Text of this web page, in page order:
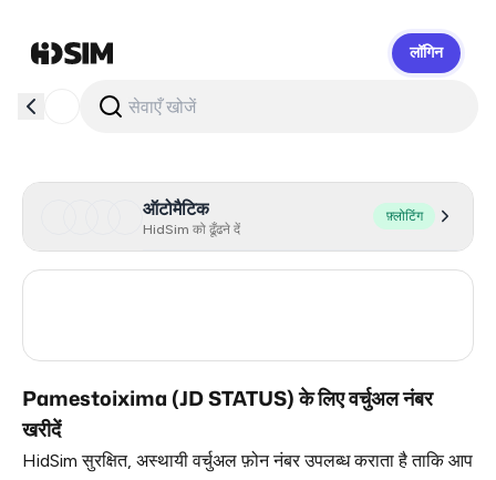
लॉगिन
ऑटोमैटिक
HidSim को ढूँढने दें
फ़्लोटिंग
Pamestoixima (JD STATUS) के लिए वर्चुअल नंबर
खरीदें
HidSim सुरक्षित, अस्थायी वर्चुअल फ़ोन नंबर उपलब्ध कराता है ताकि आप